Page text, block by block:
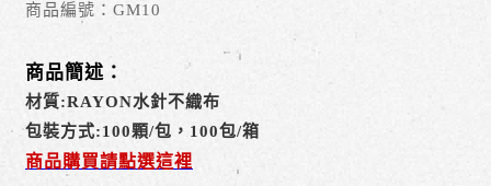
商品編號： GM10
商品簡述：
材質:RAYON水針不織布
包裝方式:100顆/包，100包/箱
商品購買請點選這裡